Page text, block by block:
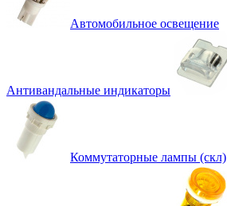
Автомобильное освещение
Антивандальные индикаторы
Коммутаторные лампы (скл)